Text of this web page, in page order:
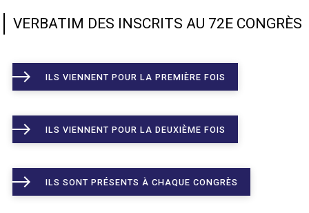
VERBATIM DES INSCRITS AU 72E CONGRÈS
ILS VIENNENT POUR LA PREMIÈRE FOIS
ILS VIENNENT POUR LA DEUXIÈME FOIS
ILS SONT PRÉSENTS À CHAQUE CONGRÈS